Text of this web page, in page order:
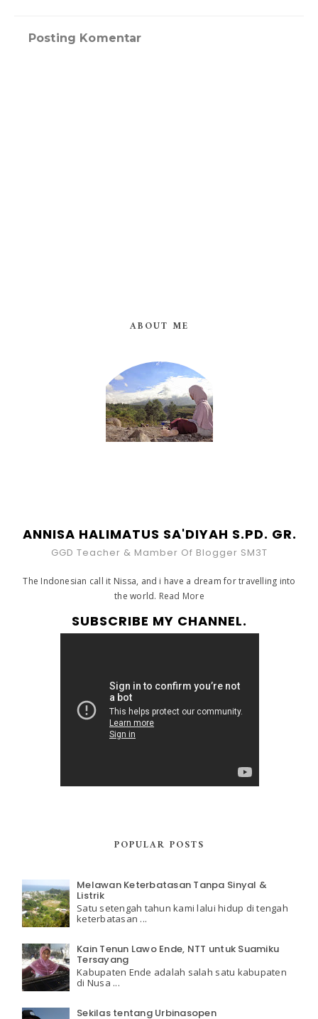
Posting Komentar
ABOUT ME
ANNISA HALIMATUS SA'DIYAH S.PD. GR.
GGD Teacher & Mamber Of Blogger SM3T
The Indonesian call it Nissa, and i have a dream for travelling into
the world. Read More
SUBSCRIBE MY CHANNEL.
POPULAR POSTS
Melawan Keterbatasan Tanpa Sinyal &
Listrik
Satu setengah tahun kami lalui hidup di tengah
keterbatasan ...
Kain Tenun Lawo Ende, NTT untuk Suamiku
Tersayang
Kabupaten Ende adalah salah satu kabupaten
di Nusa ...
Sekilas tentang Urbinasopen